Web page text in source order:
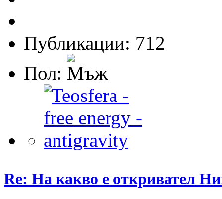
Публикации: 712
Пол:
Re: На какво е откривател